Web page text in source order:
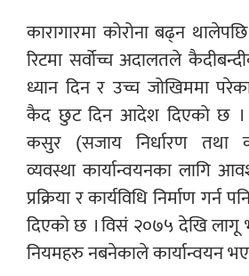
कारागारमा कोरोना बढ्न
रिटमा सर्वोच्च अदालतले
ध्यान दिन र उच्च जोखिममा
कैद छुट दिन आदेश दिएको छ ।
कसुर (सजाय निर्धारण तथा
व्यवस्था कार्यान्वयनका लागि
प्रक्रिया र कार्यविधि निर्माण
दिएको छ । विसं २०७५ देखि लागू
नियमहरु नबनेकाले कार्यान्वयन